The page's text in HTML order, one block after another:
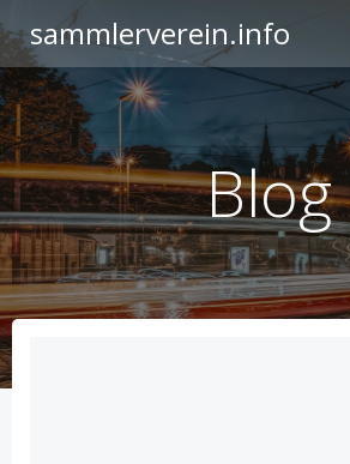
Inhalt
springen
sammlerverein.info
Blog